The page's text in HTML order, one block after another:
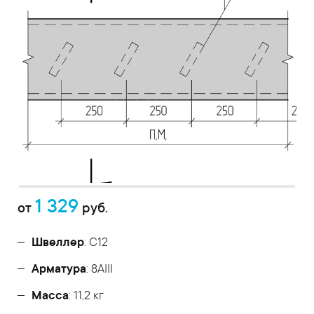
от 1 329 руб.
Швеллер: С12
Арматура: 8AIII
Масса: 11,2 кг